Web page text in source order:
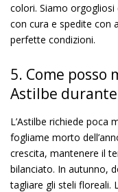
colori. Siamo
con cura e spedite con
perfette condizioni.
5. Come posso
Astilbe
L’Astilbe richiede poca
fogliame morto
crescita, mantenere il
bilanciato. In autunno,
tagliare gli steli floreali.